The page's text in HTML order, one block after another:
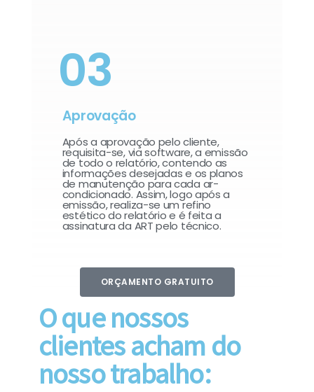
03
Aprovação
Após a aprovação pelo cliente,
requisita-se, via software, a emissão
de todo o relatório, contendo as
informações desejadas e os planos
de manutenção para cada ar-
condicionado. Assim, logo após a
emissão, realiza-se um refino
estético do relatório e é feita a
assinatura da ART pelo técnico.
ORÇAMENTO GRATUITO
O que nossos
clientes acham do
nosso trabalho: